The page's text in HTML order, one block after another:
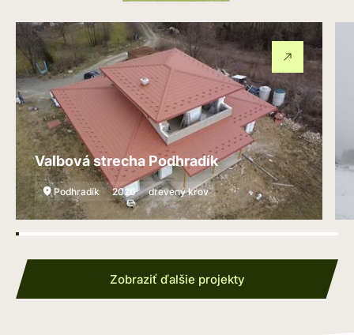
Zobraziť ďalšie projekty
Valbová strecha Podhradík
Podhradík 2026 drevený krov